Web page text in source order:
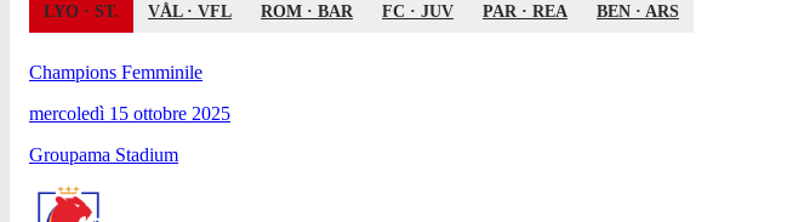
LYO · ST. VÅL· VFL ROM · BAR FC · JUV PAR · REA BEN · ARS
Champions Femminile
mercoledì 15 ottobre 2025
Groupama Stadium